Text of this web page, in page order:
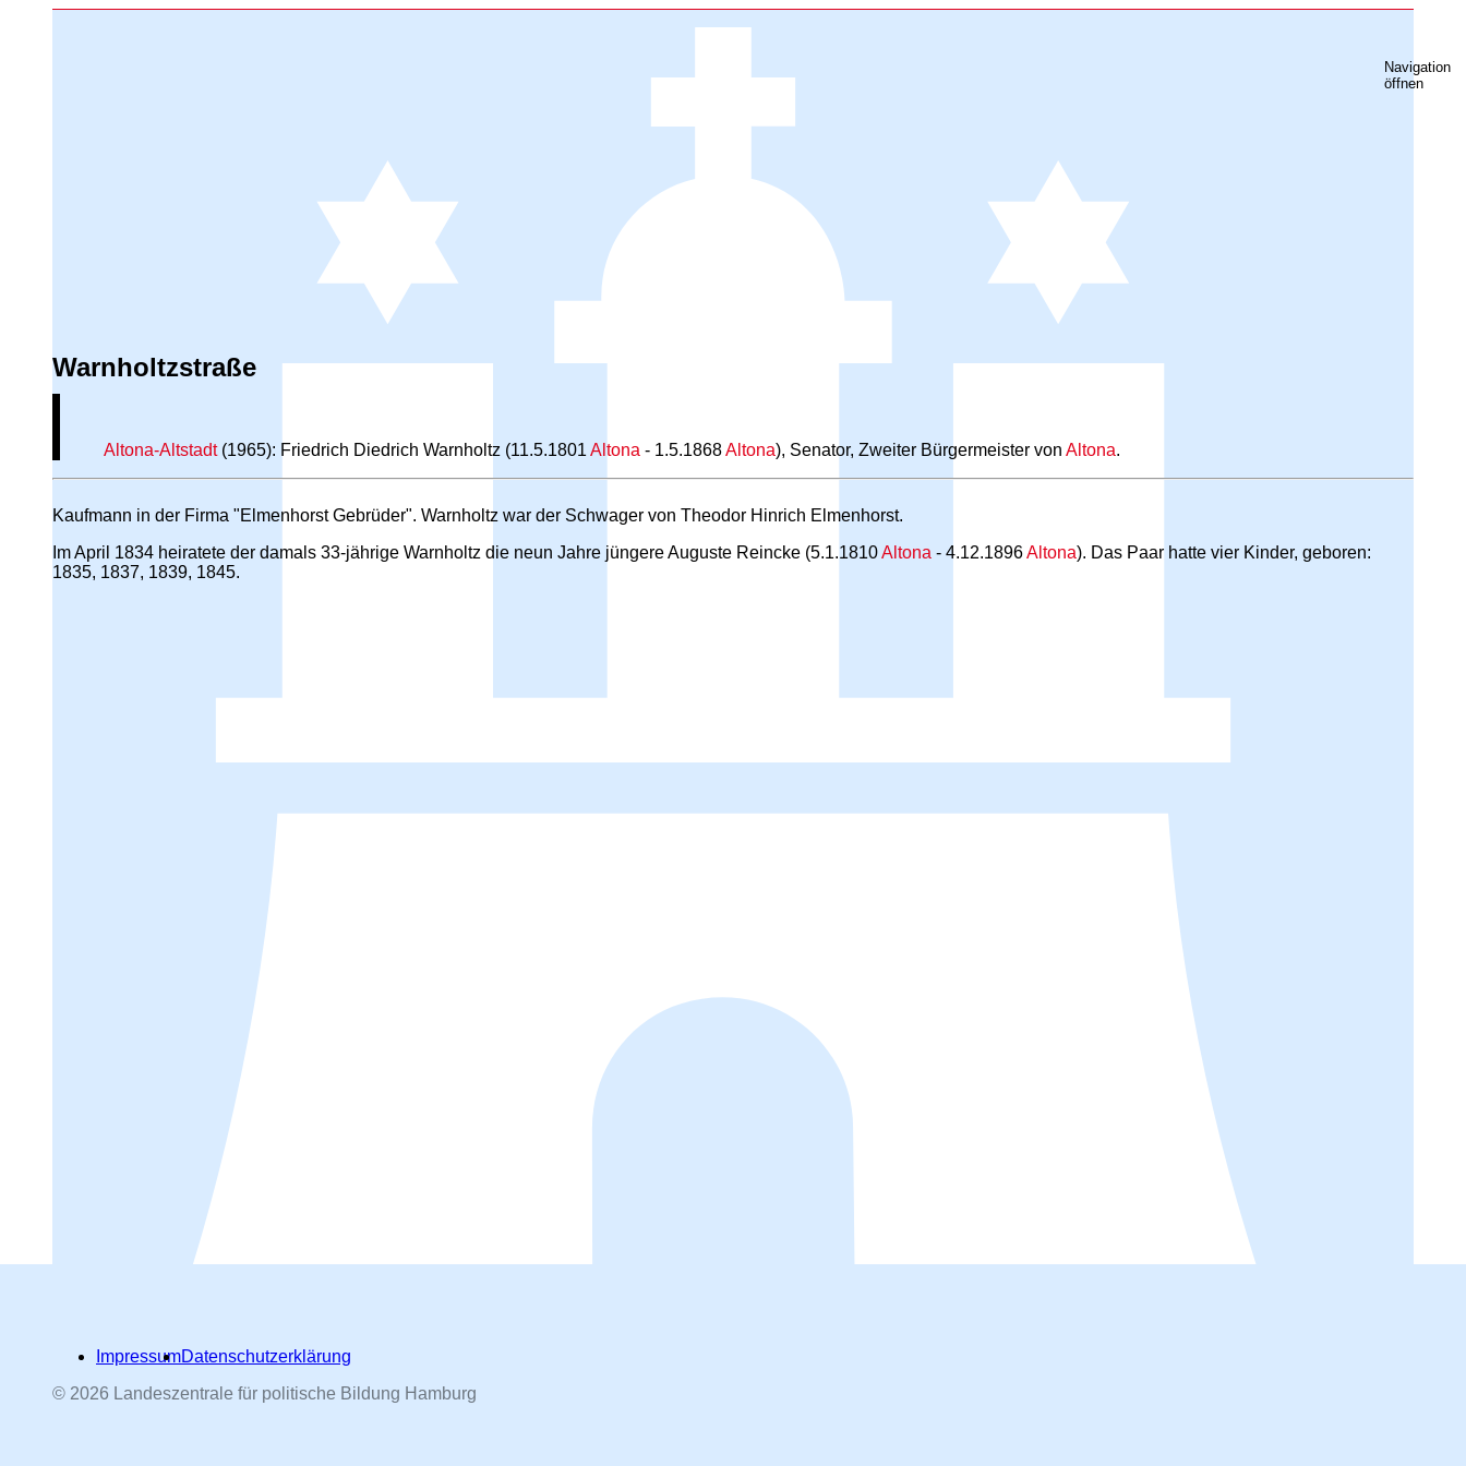
Navigation
öffnen
Warnholtzstraße
Altona-Altstadt(1965): Friedrich Diedrich Warnholtz (11.5.1801Altona - 1.5.1868Altona), Senator, Zweiter Bürgermeister vonAltona.
Kaufmann in der Firma "Elmenhorst Gebrüder". Warnholtz war der Schwager von Theodor Hinrich Elmenhorst.
Im April 1834 heiratete der damals 33-jährige Warnholtz die neun Jahre jüngere Auguste Reincke (5.1.1810Altona - 4.12.1896Altona). Das Paar hatte vier Kinder, geboren:
1835, 1837, 1839, 1845.
ImpressumDatenschutzerklärung
© 2026 Landeszentrale für politische Bildung Hamburg